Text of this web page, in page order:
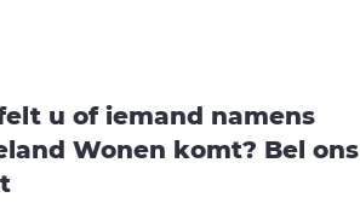
u of iemand namens
Wonen komt? Bel ons